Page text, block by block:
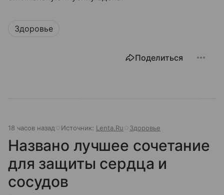
Здоровье
Поделиться
18 часов назад Источник: Lenta.Ru Здоровье
Названо лучшее сочетание
для защиты сердца и
сосудов